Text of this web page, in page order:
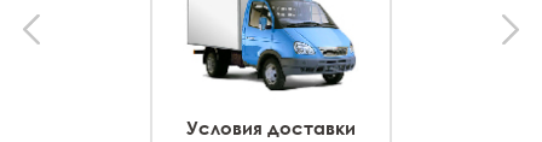
Условия доставки